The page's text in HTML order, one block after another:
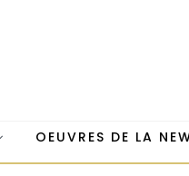
OEUVRES DE LA